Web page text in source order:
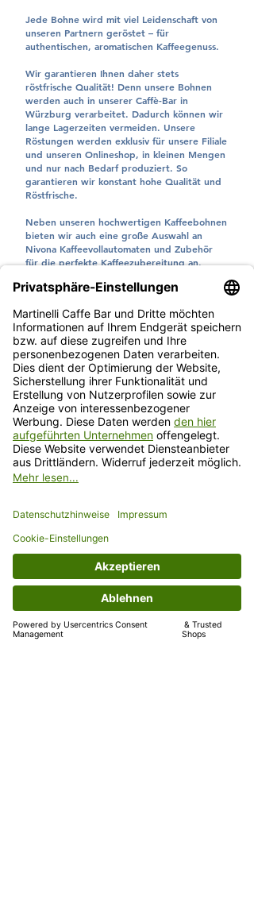
Jede Bohne wird mit viel Leidenschaft von
unseren Partnern geröstet – für
authentischen, aromatischen Kaffeegenuss.
Wir garantieren Ihnen daher stets
röstfrische Qualität! Denn unsere Bohnen
werden auch in unserer Caffè-Bar in
Würzburg verarbeitet. Dadurch können wir
lange Lagerzeiten vermeiden. Unsere
Röstungen werden exklusiv für unsere Filiale
und unseren Onlineshop, in kleinen Mengen
und nur nach Bedarf produziert. So
garantieren wir konstant hohe Qualität und
Röstfrische.
Neben unseren hochwertigen Kaffeebohnen
bieten wir auch eine große Auswahl an
Nivona Kaffeevollautomaten und Zubehör
für die perfekte Kaffeezubereitung an.
Als Familienbetrieb mit eigener Kaffeebar in
und die Liebe zum Kaffee.
Warum Martinelli Caffè?
✔ * Original in Italien geröstete
Kaffeebohnen
✔ Frisch geröstet & exklusiv bei uns
erhältlich
✔ Nivona Vollautomaten & hochwertiges
Zubehör
Entdecke die Welt des Kaffees – jetzt
Martinelli Caffè erleben & genießen!
Martinelli 60/40, Martinelli 50/50 und Martinelli
KONTAKT